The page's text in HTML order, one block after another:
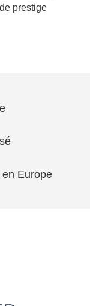
prestige
Europe